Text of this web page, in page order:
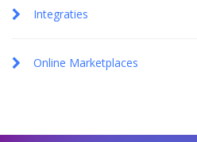
Integraties
Online Marketplaces